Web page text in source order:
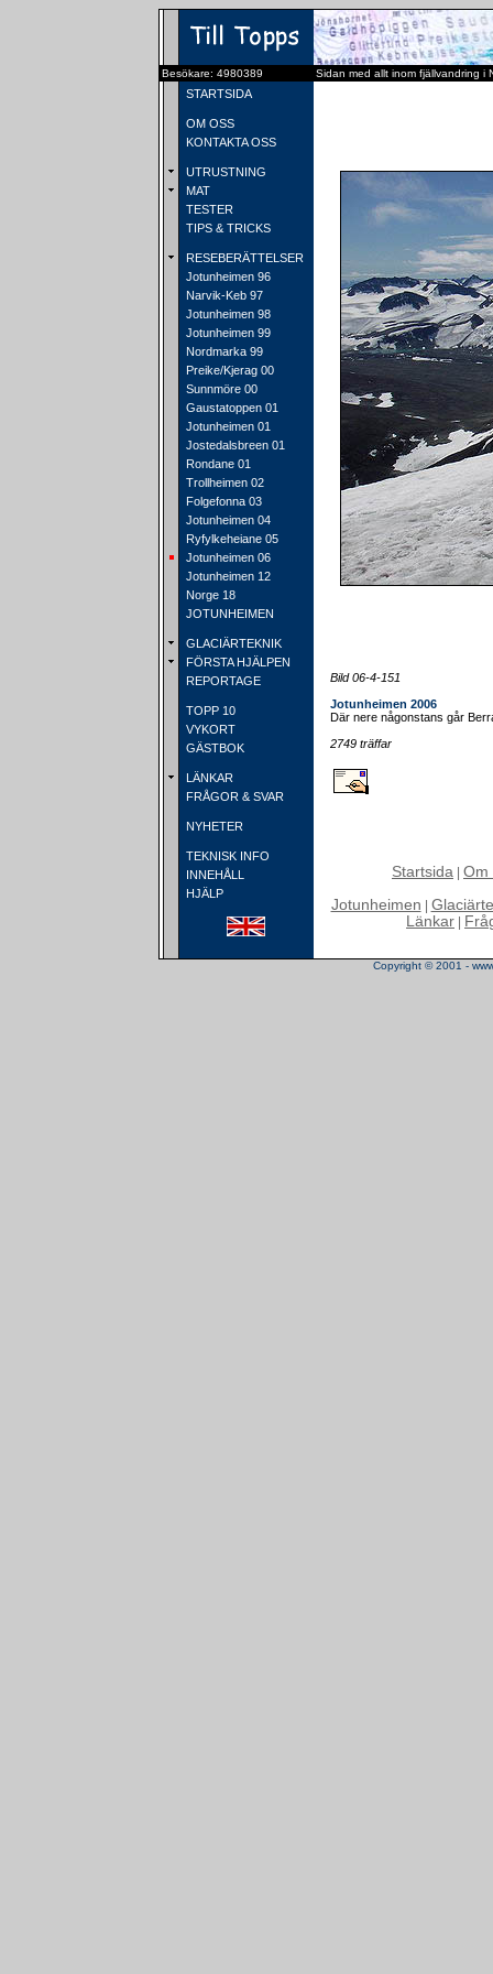
Besökare: 4980389 Sidan med allt inom fjällvandring i
STARTSIDA
OM OSS
KONTAKTA OSS
UTRUSTNING
MAT
TESTER
TIPS & TRICKS
RESEBERÄTTELSER
Jotunheimen 96
Narvik-Keb 97
Jotunheimen 98
Jotunheimen 99
Nordmarka 99
Preike/Kjerag 00
Sunnmöre 00
Gaustatoppen 01
Jotunheimen 01
Jostedalsbreen 01
Rondane 01
Trollheimen 02
Folgefonna 03
Jotunheimen 04
Ryfylkeheiane 05
Jotunheimen 06
Jotunheimen 12
Norge 18
JOTUNHEIMEN
GLACIÄRTEKNIK
FÖRSTA HJÄLPEN
REPORTAGE
TOPP 10
VYKORT
GÄSTBOK
LÄNKAR
FRÅGOR & SVAR
NYHETER
TEKNISK INFO
INNEHÅLL
HJÄLP
Bild 06-4-151
Jotunheimen 2006
Där nere någonstans går
2749 träffar
Startsida Om
Jotunheimen
Länkar
Copyright © 2001 -